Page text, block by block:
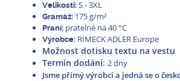
Velikosti: S - 3XL
Gramáž: 175 g/m²
Praní: pratelné na 40 °C
Výrobce: RIMECK ADLER Europe
Možnost dotisku textu na vestu
Termín dodání: 2 dny
Jsme přímý výrobci a jedná se o